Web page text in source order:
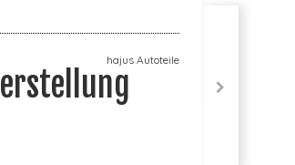
hajus Autoteile